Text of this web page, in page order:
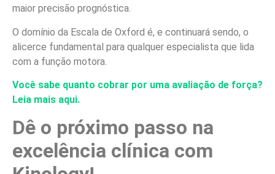
maior precisão prognóstica.
O domínio da Escala de Oxford é, e continuará sendo, o
alicerce fundamental para qualquer especialista que lida
com a função motora.
Você sabe quanto cobrar por uma avaliação de força?
Leia mais aqui.
Dê o próximo passo na
excelência clínica com